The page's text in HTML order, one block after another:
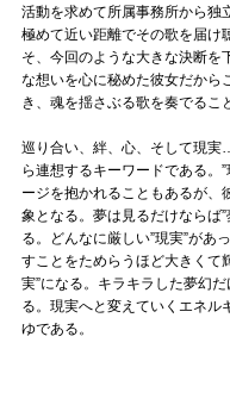
活動を求めて所属事務所から独
極めて近い距離でその歌を届け
そ、今回のような大きな決断を
な想いを心に秘めた彼女だから
き、魂を揺さぶる歌を奏でるこ
巡り合い、絆、心、そして現
ら連想するキーワードである。
ージを抱かれることもあるが、
象となる。夢は見るだけならば
る。どんなに厳しい”現実”があ
すことをためらうほど大きくて
実”になる。キラキラした夢幻
る。現実へと変えていくエネル
ゆである。